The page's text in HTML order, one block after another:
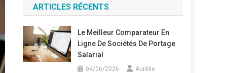
ARTICLES RÉCENTS
Le Meilleur Comparateur En
Ligne De Sociétés De Portage
Salarial
04/06/2026 Aurélie